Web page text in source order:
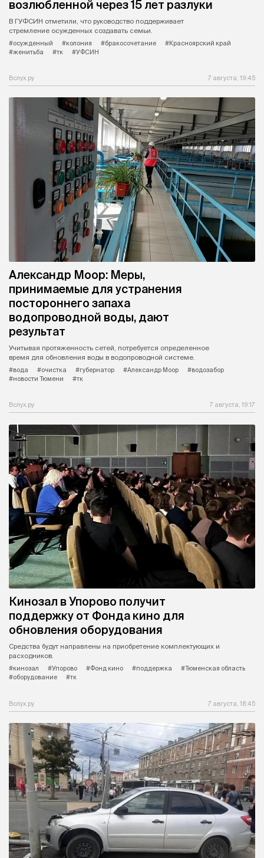
возлюбленной через 15 лет разлуки
В ГУФСИН отметили, что руководство поддерживает
стремление осужденных создавать семьи.
#осужденный
#колония #бракосочетание
#Красноярский край
#женитьба
#тк #УФСИН
Вслух.ру 7 августа, 19:45
Александр Моор: Меры,
принимаемые для устранения
постороннего запаха
водопроводной воды, дают
результат
Учитывая протяженность сетей, потребуется определенное
время для обновления воды в водопроводной системе.
#вода
#очистка #губернатор #Александр Моор
#водозабор
#новости Тюмени
#тк
Вслух.ру 7 августа, 19:17
Кинозал в Упорово получит
поддержку от Фонда кино для
обновления оборудования
Средства будут направлены на приобретение комплектующих и
расходников.
#кинозал
#Упорово #Фонд кино #поддержка
#Тюменская область
#оборудование
#тк
Вслух.ру 7 августа, 18:45